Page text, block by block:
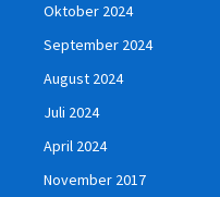
Oktober 2024
September 2024
August 2024
Juli 2024
April 2024
November 2017